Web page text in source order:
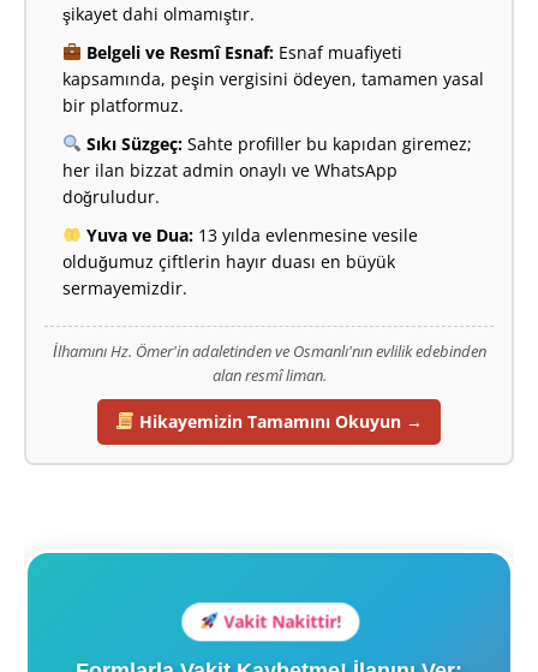
şikayet dahi olmamıştır.
Belgeli ve Resmî Esnaf:Esnaf muafiyeti
kapsamında, peşin vergisini ödeyen, tamamen yasal
bir platformuz.
Sıkı Süzgeç:Sahte profiller bu kapıdan giremez;
her ilan bizzat admin onaylı ve WhatsApp
doğruludur.
Yuva ve Dua:13 yılda evlenmesine vesile
olduğumuz çiftlerin hayır duası en büyük
sermayemizdir.
İlhamını Hz. Ömer'in adaletinden ve Osmanlı'nın evlilik edebinden
alan resmî liman.
Hikayemizin Tamamını Okuyun →
Vakit Nakittir!